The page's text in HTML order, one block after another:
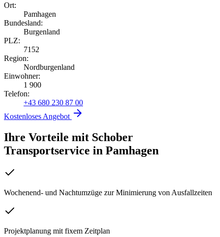
Ort:
Pamhagen
Bundesland:
Burgenland
PLZ:
7152
Region:
Nordburgenland
Einwohner:
1 900
Telefon:
+43 680 230 87 00
Kostenloses Angebot
Ihre Vorteile mit Schober
Transportservice in Pamhagen
Wochenend- und Nachtumzüge zur Minimierung von Ausfallzeiten
Projektplanung mit fixem Zeitplan